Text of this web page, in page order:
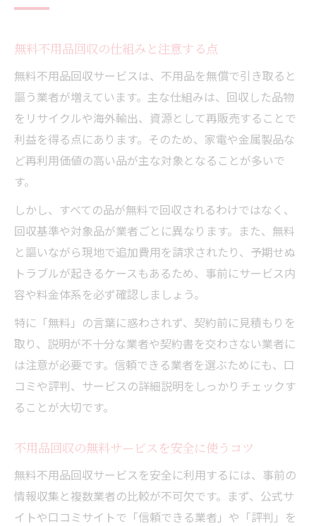
無料不用品回収の仕組みと注意する点
無料不用品回収サービスは、不用品を無償で引き取ると
謳う業者が増えています。主な仕組みは、回収した品物
をリサイクルや海外輸出、資源として再販売することで
利益を得る点にあります。そのため、家電や金属製品な
ど再利用価値の高い品が主な対象となることが多いで
す。
しかし、すべての品が無料で回収されるわけではなく、
回収基準や対象品が業者ごとに異なります。また、無料
と謳いながら現地で追加費用を請求されたり、予期せぬ
トラブルが起きるケースもあるため、事前にサービス内
容や料金体系を必ず確認しましょう。
特に「無料」の言葉に惑わされず、契約前に見積もりを
取り、説明が不十分な業者や契約書を交わさない業者に
は注意が必要です。信頼できる業者を選ぶためにも、口
コミや評判、サービスの詳細説明をしっかりチェックす
ることが大切です。
不用品回収の無料サービスを安全に使うコツ
無料不用品回収サービスを安全に利用するには、事前の
情報収集と複数業者の比較が不可欠です。まず、公式サ
イトや口コミサイトで「信頼できる業者」や「評判」を